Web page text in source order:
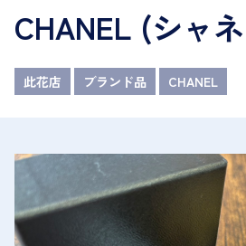
CHANEL (シャ
此花店 ブランド品 CHANEL